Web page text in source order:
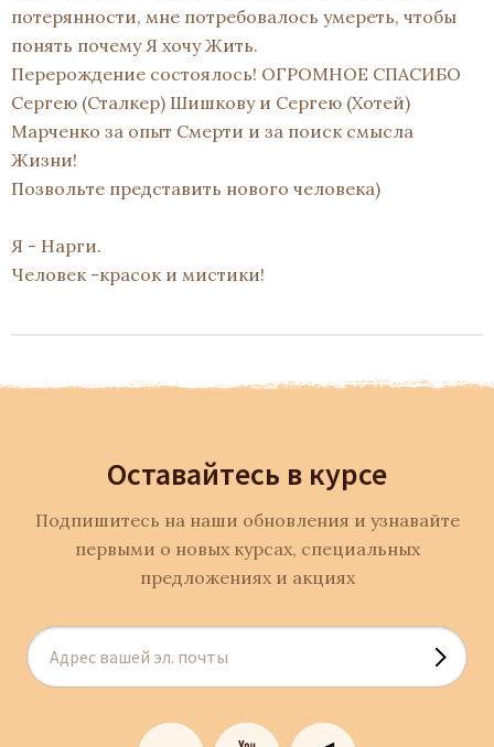
потерянности, мне потребовалось умереть, чтобы
понять почему Я хочу Жить.
Перерождение состоялось! ОГРОМНОЕ СПАСИБО
Сергею (Сталкер) Шишкову и Сергею (Хотей)
Марченко за опыт Смерти и за поиск смысла
Жизни!
Позвольте представить нового человека)
Я - Нарги.
Человек -красок и мистики!
Оставайтесь в курсе
Подпишитесь на наши обновления и узнавайте
первыми о новых курсах, специальных
предложениях и акциях